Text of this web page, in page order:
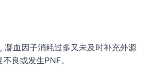
血因子消耗过多又未及时补充外源
良或发生PNF。